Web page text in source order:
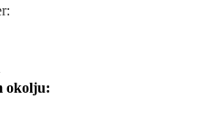
okolju: